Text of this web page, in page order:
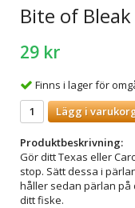
Bite of
29 kr
Finns i lager för
Lägg i
Produktbeskrivning:
Gör ditt Texas eller
stop. Sätt dessa i
håller sedan pärlan på
ditt fiske.